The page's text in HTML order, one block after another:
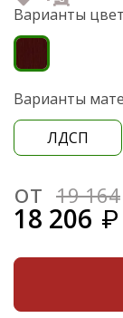
Варианты
Варианты
ЛДСП
от 19 164
18 206 ₽